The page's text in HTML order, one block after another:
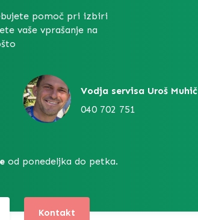
pomoč pri izbiri
vaše vprašanje na
Vodja servisa Uroš Muhič
040 702 751
od ponedeljka do petka.
Kontakt